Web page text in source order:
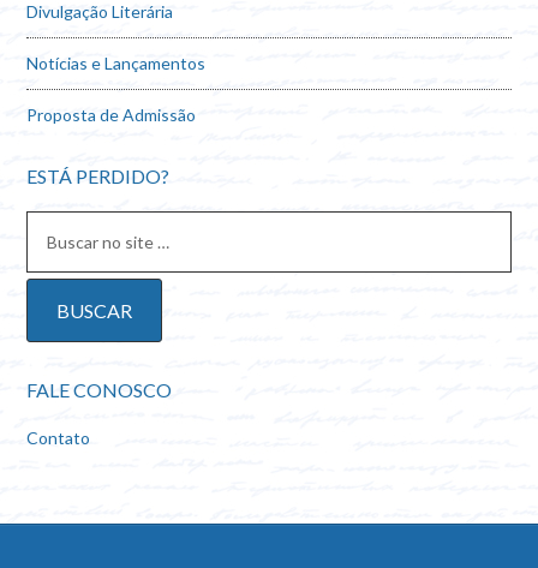
Divulgação Literária
Notícias e Lançamentos
Proposta de Admissão
ESTÁ PERDIDO?
FALE CONOSCO
Contato